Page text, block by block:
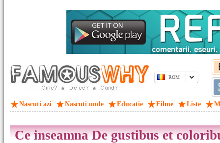
ROM
Nascuti azi Nascuti unde Educatie Filme Liste
Ce inseamna De gustibus et